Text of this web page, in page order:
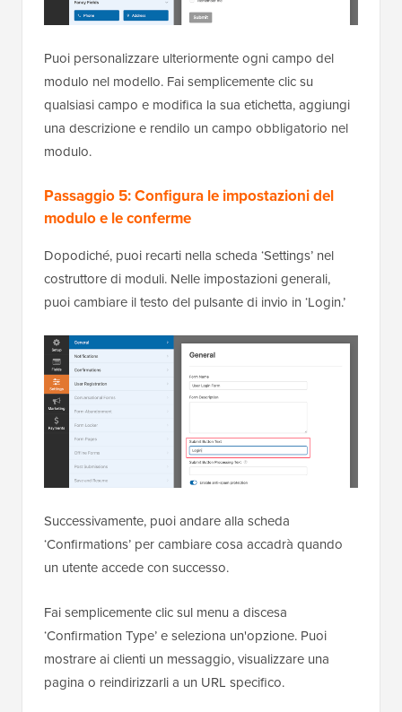
Puoi personalizzare ulteriormente ogni campo del
modulo nel modello. Fai semplicemente clic su
qualsiasi campo e modifica la sua etichetta, aggiungi
una descrizione e rendilo un campo obbligatorio nel
modulo.
Passaggio 5: Configura le impostazioni del
modulo e le conferme
Dopodiché, puoi recarti nella scheda ‘Settings’ nel
costruttore di moduli. Nelle impostazioni generali,
puoi cambiare il testo del pulsante di invio in ‘Login.’
Successivamente, puoi andare alla scheda
‘Confirmations’ per cambiare cosa accadrà quando
un utente accede con successo.
Fai semplicemente clic sul menu a discesa
‘Confirmation Type’ e seleziona un'opzione. Puoi
mostrare ai clienti un messaggio, visualizzare una
pagina o reindirizzarli a un URL specifico.